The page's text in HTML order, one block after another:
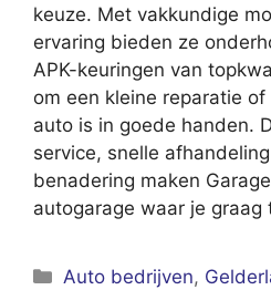
keuze. Met vakkundige
ervaring bieden ze
APK-keuringen van
om een kleine reparatie
auto is in goede handen.
service, snelle
benadering maken
autogarage waar je graag
Categorieën
Auto bedrijven,